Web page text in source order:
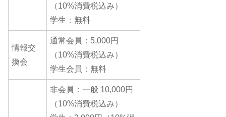
（10%消費税込み）
学生：無料
情報交
換会
通常会員：5,000円
（10%消費税込み）
学生会員：無料
非会員：一般 10,000円
（10%消費税込み）